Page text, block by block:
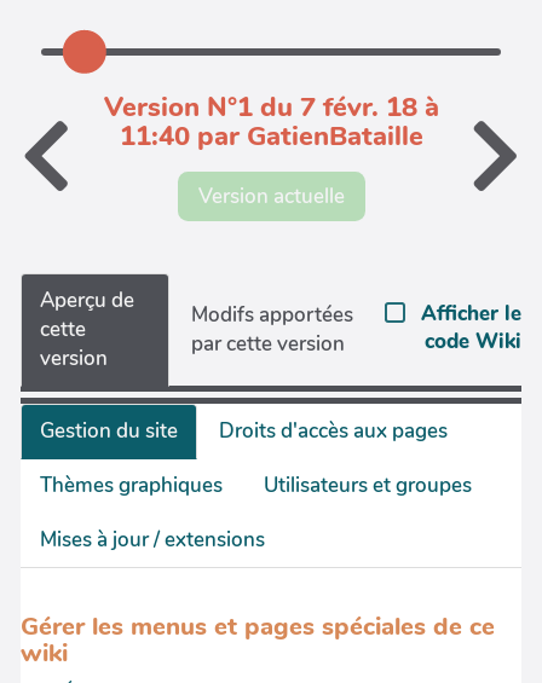
Version N°1 du 7 févr. 18 à
11:40 par GatienBataille
Version actuelle
Aperçu de
cette
version
Modifs apportées
par cette version
Afficher le
code Wiki